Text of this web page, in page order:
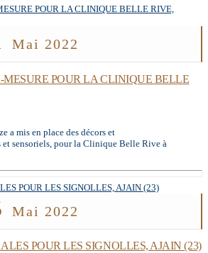
Mai 2022
POUR LA CLINIQUE BELLE
a mis en place des décors et
sensoriels, pour la Clinique Belle Rive à
Mai 2022
POUR LES SIGNOLLES, AJAIN (23)